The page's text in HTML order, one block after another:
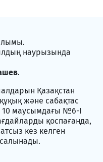
наурызында
.
Қазақстан
және сабақтас
10 маусымдағы №6-I
қоспағанда,
кез келген